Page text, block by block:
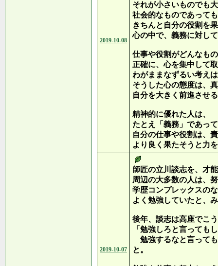
2019-10-08
それが小さいものでも
社会的なものであって
きちんと自分の役割を
心の中で、義務に対し
仕事や役割がどんなも
正確に、心を集中して
わがままなずるい考え
そうした心の態度は、
自分を大きく前進させ
精神的に優れた人は、
たとえ「義務」であっ
自分の仕事や役割は、
より良く果たそうと力
2019-10-07
師匠の立川談志を、才
周辺の大多数の人は、
学歴コンプレックスの
よく勉強していたと、
後年、談志は高座でこ
「勉強しろと言っても
勉強するなと言って
と。